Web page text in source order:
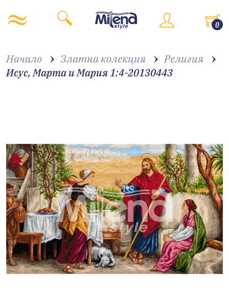
0
Начало Златна колекция
Религия
Исус, Марта и Мария 1:4-20130443